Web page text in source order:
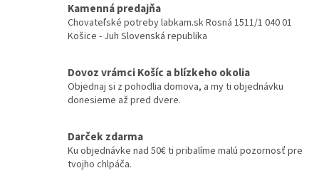
Kamenná predajňa
Chovateľské potreby labkam.sk Rosná 1511/1 040 01
Košice - Juh Slovenská republika
Dovoz vrámci Košíc a blízkeho okolia
Objednaj si z pohodlia domova, a my ti objednávku
donesieme až pred dvere.
Darček zdarma
Ku objednávke nad 50€ ti pribalíme malú pozornosť pre
tvojho chlpáča.